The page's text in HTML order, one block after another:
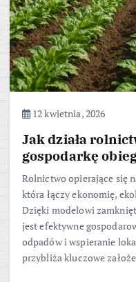
12 kwietnia, 2026
Jak działa
gospodarkę
Rolnictwo opierające się
która łączy ekonomię,
Dzięki modelowi
jest efektywne
odpadów i wspieranie
przybliża kluczowe